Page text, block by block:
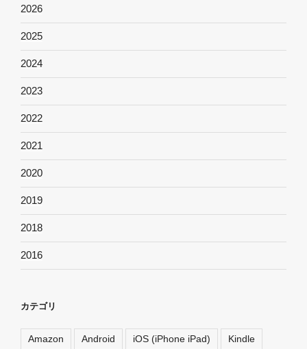
2026
2025
2024
2023
2022
2021
2020
2019
2018
2016
カテゴリ
Amazon Android iOS (iPhone iPad) Kindle